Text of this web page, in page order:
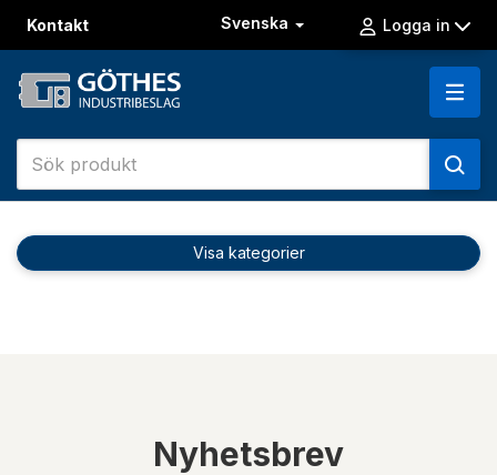
Kontakt Svenska Logga in
Visa kategorier
Nyhetsbrev